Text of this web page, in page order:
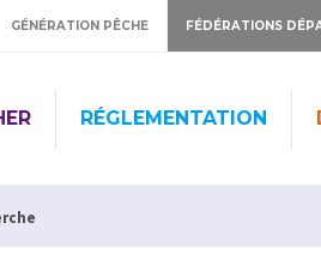
GÉNÉRATION PÊCHE FÉDÉRATIONS
RÉGLEMENTATION